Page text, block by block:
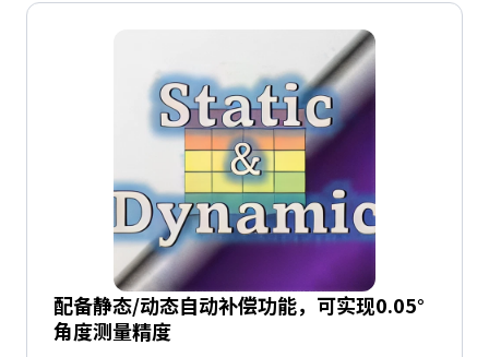
配备静态/动态自动补偿功能，可实现0.05°
角度测量精度